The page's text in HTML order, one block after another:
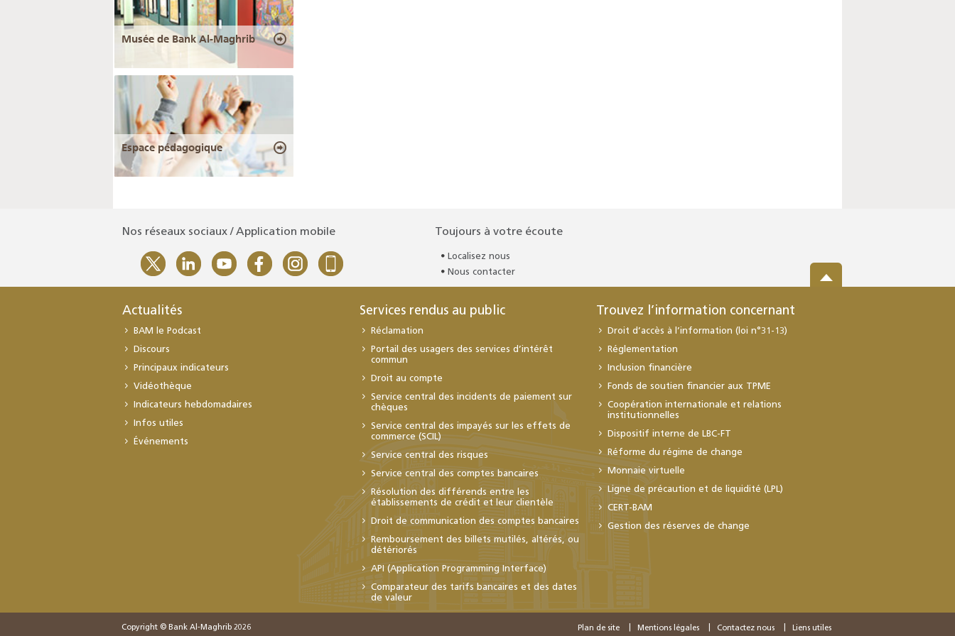
Musée de Bank Al-Maghrib
Espace pédagogique
Nos réseaux sociaux / Application mobile Toujours à votre écoute
Localisez nous
Nous contacter
Actualités
BAM le Podcast
Discours
Principaux indicateurs
Vidéothèque
Indicateurs hebdomadaires
Infos utiles
Événements
Services rendus au public
Réclamation
Portail des usagers des services d’intérêt
commun
Droit au compte
Service central des incidents de paiement sur
chèques
Service central des impayés sur les effets de
commerce (SCIL)
Service central des risques
Service central des comptes bancaires
Résolution des différends entre les
établissements de crédit et leur clientèle
Droit de communication des comptes bancaires
Remboursement des billets mutilés, altérés, ou
détériorés
API (Application Programming Interface)
Comparateur des tarifs bancaires et des dates
de valeur
Trouvez l’information concernant
Droit d’accès à l’information (loi n°31-13)
Réglementation
Inclusion financière
Fonds de soutien financier aux TPME
Coopération internationale et relations
institutionnelles
Dispositif interne de LBC-FT
Réforme du régime de change
Monnaie virtuelle
Ligne de précaution et de liquidité (LPL)
CERT-BAM
Gestion des réserves de change
Copyright © Bank Al-Maghrib 2026 Plan de site Mentions légales Contactez nous Liens utiles